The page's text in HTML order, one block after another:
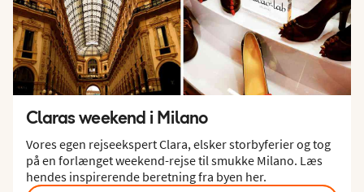
Claras weekend i Milano
Vores egen rejseekspert Clara, elsker storbyferier og tog
på en forlænget weekend-rejse til smukke Milano. Læs
hendes inspirerende beretning fra byen her.